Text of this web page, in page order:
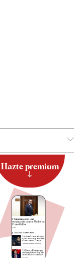
Hazte premium